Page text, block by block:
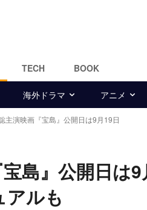
TECH BOOK
海外ドラマ アニメ
主演映画『宝島』公開日は9月19日
宝島』公開日
ルも